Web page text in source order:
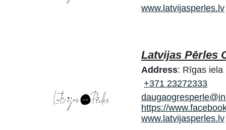
www.latvijasperles.lv
Latvijas Pērles
Address: Rīgas iela
+371 23272333
https://
www.latvijasperles.lv